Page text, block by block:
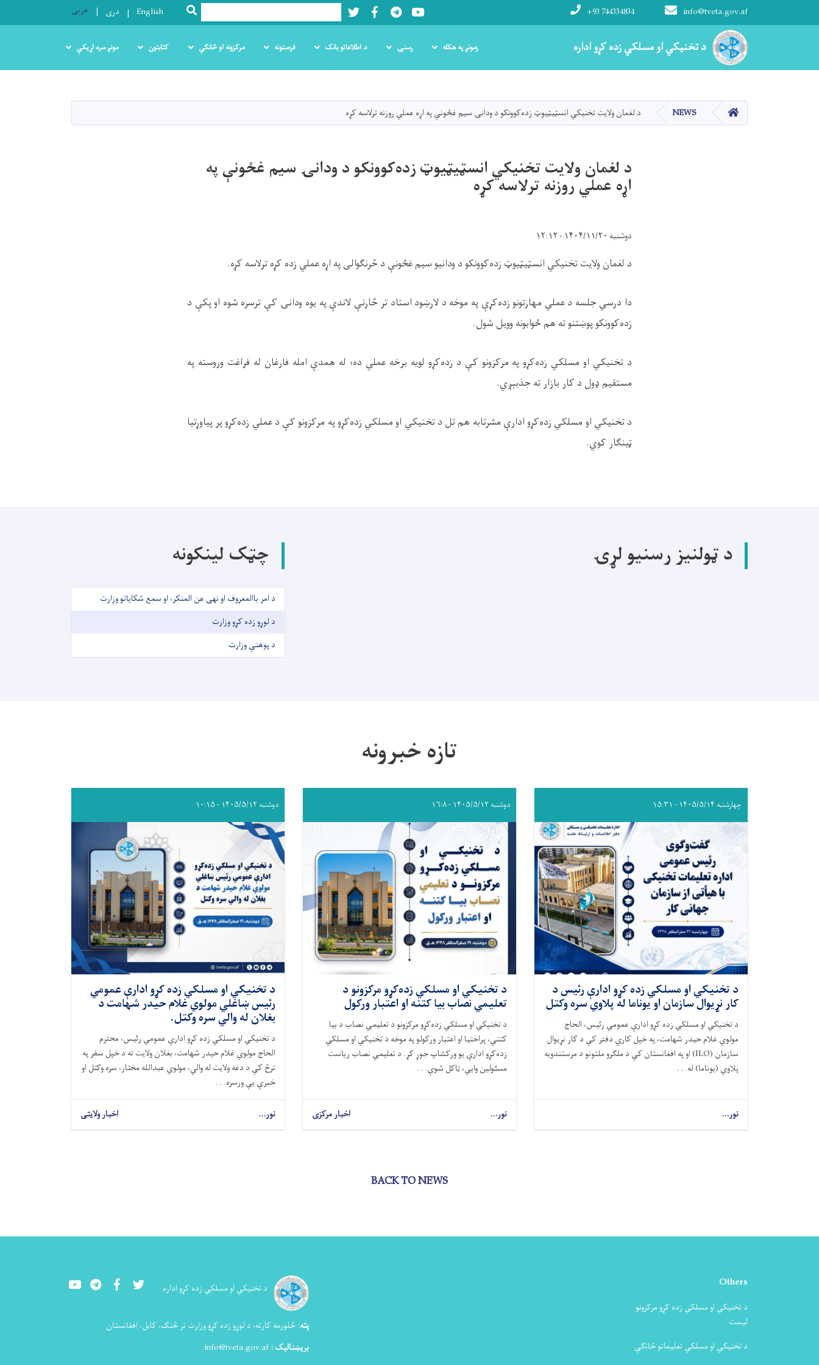
دانګل
د تخنیکي او مسلکي زده کړو اداره
info@tveta.gov.af
+93 744334834
Youtube
LinkedIn
Facebook
Twitter
Search
SEARCH
English دری عربی
Main navigation
د تخنیکي او مسلکي زده کړو اداره زمونږ په هکله رسنۍ د اطلاعاتو بانک فرصتونه مرکزونه او څانګې کتابتون مونږ سره اړیکې
کور NEWS د لغمان ولایت تخنیکي انسټیټیوټ زده‌کوونکو د ودانۍ سیم‌ غځونې په اړه عملي روزنه ترلاسه کړه
د لغمان ولایت تخنیکي انسټیټیوټ زده‌کوونکو د ودانۍ سیم‌ غځونې په
اړه عملي روزنه ترلاسه کړه
دوشنبه ۱۴۰۴/۱۱/۲۰ - ۱۲:۱۲
د لغمان ولایت تخنیکي انسټیټیوټ زده‌کوونکو د ودانیو سیم‌ غځونې د څرنګوالی په اړه عملي زده کړه ترلاسه کړه.
دا درسي جلسه د عملي مهارتونو زده‌کړې په موخه د لارښود استاد تر څارنې لاندې په یوه ودانۍ کې ترسره شوه او پکې د
زده‌کوونکو پوښتنو ته هم ځوابونه وویل شول.
د تخنیکي او مسلکي زده‌کړو په مرکزونو کې د زده‌کړو لویه برخه عملي ده؛ له همدې امله فارغان له فراغت وروسته په
مستقیم ډول د کار بازار ته جذبېږي.
د تخنیکي او مسلکي زده‌کړو ادارې مشرتابه هم تل د تخنیکي او مسلکي زده‌کړو په مرکزونو کې د عملي زده‌کړو پر پیاوړتیا
ټینګار کوي.
د ټولنیز رسنیو لړۍ چټک لینکونه
د امر باالمعروف او نهی عن المنکر، او سمع شکایاتو وزارت
د لوړو زده کړو وزارت
د پوهنې وزارت
تازه خبرونه
چهارشنبه ۱۴۰۵/۵/۱۴ - ۱۵:۳۱
د تخنیکي او مسلکي زده کړو ادارې رئیس د
کار نړیوال سازمان او یوناما له پلاوي سره وکتل
د تخنیکي او مسلکي زده کړو ادارې عمومي رئیس، الحاج
مولوي غلام حیدر شهامت، په خپل کاري دفتر کې د کار نړیوال
سازمان (ILO) او په افغانستان کې د ملګرو ملتونو د مرستندویه
پلاوي (یوناما) له. . .
نور...
دوشنبه ۱۴۰۵/۵/۱۲ - ۱۶:۸
د تخنیکي او مسلکي زده‌کړو مرکزونو د
تعلیمي نصاب بیا کتنه او اعتبار ورکول
د تخنیکي او مسلکي زده‌کړو مرکزونو د تعلیمي نصاب د بیا
کتنې، پراختیا او اعتبار ورکولو په موخه د تخنیکي او مسلکي
زده‌کړو ادارې یو ورکشاپ جوړ کړ. د تعلیمي نصاب ریاست
مسئولین وایي، ټاکل شوې. . .
نور... اخبار مرکزی
دوشنبه ۱۴۰۵/۵/۱۲ - ۱۰:۱۵
د تخنيکي او مسلکي زده کړو ادارې عمومي
رئیس ښاغلي مولوي غلام حیدر شهامت د
بغلان له والي سره وکتل.
د تخنیکي او مسلکي زده کړو ادارې عمومي رئیس، محترم
الحاج مولوي غلام حیدر شهامت، بغلان ولایت ته د خپل سفر په
ترڅ کې د دغه ولایت له والي، مولوي عبدالله مختار، سره وکتل او
خبرې یې ورسره. . .
نور... اخبار ولایتی
BACK TO NEWS
Others
د تخنیکي او مسلکي زده کړو مرکزونو
لیست
د تخنیکي او مسلکي تعلیماتو څانګې
د تخنيکي او مسلکي زده کړو اداره YoutubeLinkedInFacebook Twitter
پته: څلورمه کارته، د لوړو زده کړو وزارت تر څنګ، کابل، افغانستان
بریښنالیک : info@tveta.gov.af